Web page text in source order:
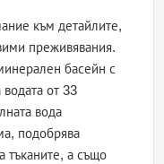
към детайлите,
преживявания.
басейн с
от 33
вода
подобрява
тъканите, а също